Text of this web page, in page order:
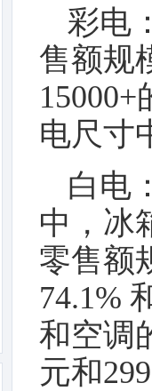
彩电
售额规
电尺寸
白电
中，冰
零售额
74.1%
和空调
元和